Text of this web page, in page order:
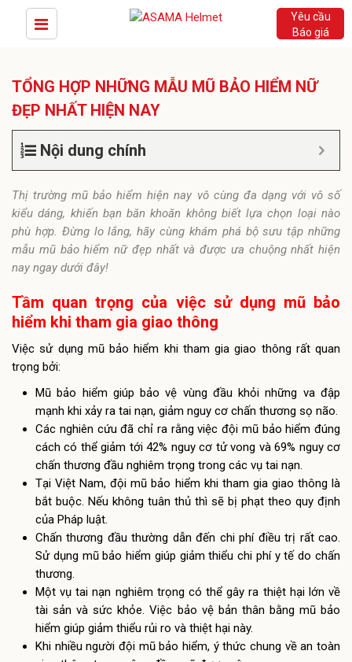
Yêu cầu
Báo giá
TỔNG HỢP NHỮNG MẪU MŨ BẢO HIỂM NỮ
ĐẸP NHẤT HIỆN NAY
Nội dung chính
Thị trường mũ bảo hiểm hiện nay vô cùng đa dạng với vô số
kiểu dáng, khiến bạn băn khoăn không biết lựa chọn loại nào
phù hợp. Đừng lo lắng, hãy cùng khám phá bộ sưu tập những
mẫu mũ bảo hiểm nữ đẹp nhất và được ưa chuộng nhất hiện
nay ngay dưới đây!
Tầm quan trọng của việc sử dụng mũ bảo
hiểm khi tham gia giao thông
Việc sử dụng mũ bảo hiểm khi tham gia giao thông rất quan
trọng bởi:
Mũ bảo hiểm giúp bảo vệ vùng đầu khỏi những va đập
mạnh khi xảy ra tai nạn, giảm nguy cơ chấn thương sọ não.
Các nghiên cứu đã chỉ ra rằng việc đội mũ bảo hiểm đúng
cách có thể giảm tới 42% nguy cơ tử vong và 69% nguy cơ
chấn thương đầu nghiêm trọng trong các vụ tai nạn.
Tại Việt Nam, đội mũ bảo hiểm khi tham gia giao thông là
bắt buộc. Nếu không tuân thủ thì sẽ bị phạt theo quy định
của Pháp luật.
Chấn thương đầu thường dẫn đến chi phí điều trị rất cao.
Sử dụng mũ bảo hiểm giúp giảm thiểu chi phí y tế do chấn
thương.
Một vụ tai nạn nghiêm trọng có thể gây ra thiệt hại lớn về
tài sản và sức khỏe. Việc bảo vệ bản thân bằng mũ bảo
hiểm giúp giảm thiểu rủi ro và thiệt hại này.
Khi nhiều người đội mũ bảo hiểm, ý thức chung về an toàn